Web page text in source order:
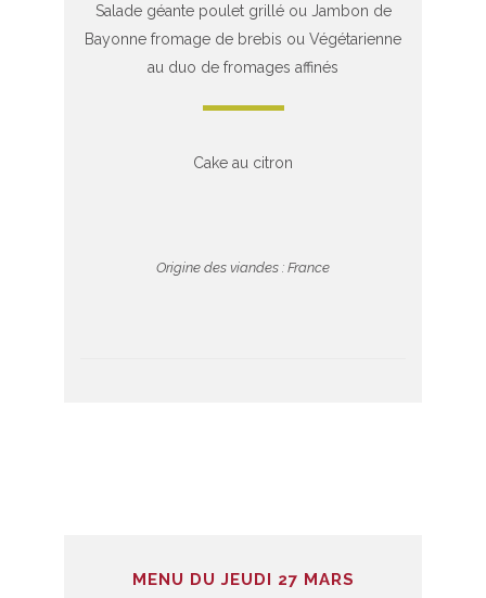
Salade géante poulet grillé ou Jambon de
Bayonne fromage de brebis ou Végétarienne
au duo de fromages affinés
Cake au citron
Origine des viandes : France
MENU DU JEUDI 27 MARS